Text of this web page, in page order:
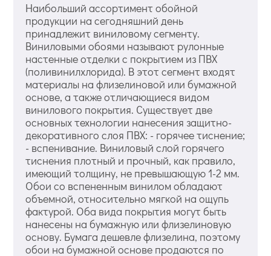
Наибольший ассортимент обойной
продукции на сегодняшний день
принадлежит виниловому сегменту.
Виниловыми обоями называют рулонные
настенные отделки с покрытием из ПВХ
(поливинилхлорида). В этот сегмент входят
материалы на флизелиновой или бумажной
основе, а также отличающиеся видом
винилового покрытия. Существует две
основных технологии нанесения защитно-
декоративного слоя ПВХ: - горячее тиснение;
- вспенивание. Виниловый слой горячего
тиснения плотный и прочный, как правило,
имеющий толщину, не превышающую 1-2 мм.
Обои со вспененным винилом обладают
объемной, относительно мягкой на ощупь
фактурой. Оба вида покрытия могут быть
нанесены на бумажную или флизелиновую
основу. Бумага дешевле флизелина, поэтому
обои на бумажной основе продаются по